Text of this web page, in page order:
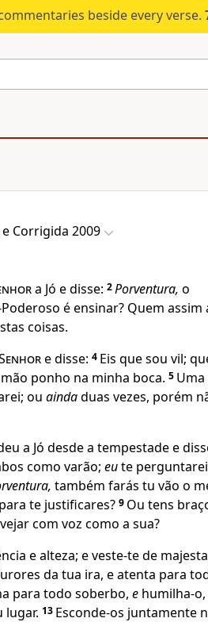
beside every verse.
Corrigida 2009
a Jó e disse: 2Porventura, o
é ensinar? Quem assim
coisas.
e disse: 4 Eis que sou vil;
ponho na minha boca. 5 Uma
ou aindaduas vezes, porém
a Jó desde a tempestade e
como varão; eute
também farás tu vão o
te justificares? 9 Ou tens
com voz como a sua?
e alteza; e veste-te de
da tua ira, e atenta para
para todo soberbo, e humilha-o,
lugar. 13 Esconde-os juntamente